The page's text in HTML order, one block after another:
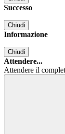
Successo
Chiudi
Informazione
Chiudi
Attendere...
Attendere il